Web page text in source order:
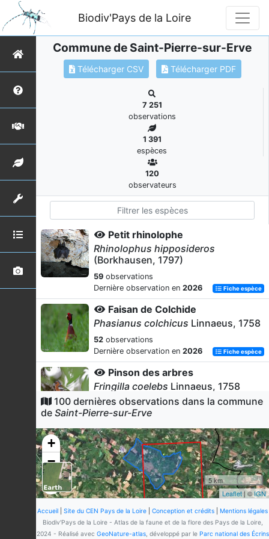
Biodiv'Pays de la Loire
Commune de Saint-Pierre-sur-Erve
Télécharger CSV Télécharger PDF
7 251
observations
1 391
espèces
120
observateurs
Petit rhinolophe
Rhinolophus hipposideros
(Borkhausen, 1797)
59 observations
Dernière observation en 2026 Fiche espèce
Faisan de Colchide
Phasianus colchicus Linnaeus, 1758
52 observations
Dernière observation en 2026 Fiche espèce
Pinson des arbres
Fringilla coelebs Linnaeus, 1758
52observations
Dernière observation en
Grand rhinolophe
Rhinolophus ferrumequinum
(Schreber, 1774)
52observations
Dernière observation en2026 Fiche espèce
Murin à moustaches
Myotis mystacinus(Kuhl, 1817)
100 dernières observations dans la commune
de Saint-Pierre-sur-Erve
+
−
5 km
Leaflet| ©IGN
Accueil Site du CEN Pays de la Loire Conception et crédits
Mentions légales
Biodiv'Pays de la Loire - Atlas de la faune et de la flore des Pays de la Loire,
2024 - Réalisé avec GeoNature-atlas, développé par le Parc national des Écrins